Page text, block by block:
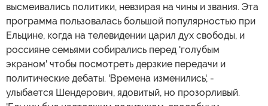
высмеивались политики, невзирая на чины и звания. Эта
программа пользовалась большой популярностью при
Ельцине, когда на телевидении царил дух свободы, и
россияне семьями собирались перед 'голубым
экраном' чтобы посмотреть дерзкие передачи и
политические дебаты. 'Времена изменились', -
улыбается Шендерович, ядовитый, но прозорливый.